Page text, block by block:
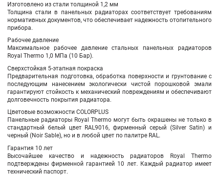
Изготовлено из стали толщиной 1,2 мм
Толщина стали в панельных радиаторах соответствует требованиям
нормативных документов, что обеспечивает надежность отопительного
прибора.
Рабочее давление
Максимальное рабочее давление стальных панельных радиаторов
Royal Thermo 1,0 МПа (10 Бар).
Сверхстойкая 5-этапная покраска
Предварительная подготовка, обработка поверхности и грунтование с
последующим нанесением экологически чистой порошковой эмали
гарантируют стойкость к механический повреждениям и обеспечивают
долговечность покрытия радиатора.
Цветовые возможности COLORPLUS
Панельные радиаторы Royal Thermo могут быть окрашены не только в
стандартный белый цвет RAL9016, фирменный серый (Silver Satin) и
черный (Noir Sable), но и в любой цвет по палитре RAL.
Гарантия 10 лет
Высочайшее качество и надежность радиаторов Royal Thermo
подтверждены фирменной гарантией 10 лет. Каждый радиатор имеет
технический паспорт.